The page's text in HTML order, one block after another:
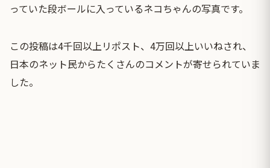
っていた段ボールに入っているネコちゃんの写真です。
この投稿は4千回以上リポスト、4万回以上いいねされ、
日本のネット民からたくさんのコメントが寄せられていま
した。